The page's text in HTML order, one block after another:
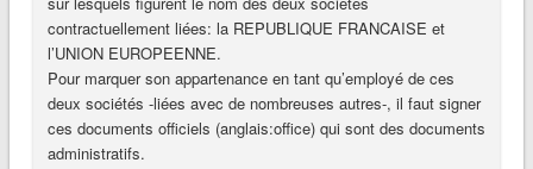
contractuellement liées: la REPUBLIQUE FRANCAISE et
l’UNION EUROPEENNE.
Pour marquer son appartenance en tant qu’employé de ces
deux sociétés -liées avec de nombreuses autres-, il faut signer
ces documents officiels (anglais:office) qui sont des documents
administratifs.